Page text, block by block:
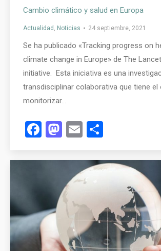
Cambio climático y salud en Europa
Actualidad Noticias 24 septiembre, 2021
Se ha publicado «Tracking progress on
climate change in Europe» de The
initiative. Esta iniciativa es una
transdisciplinar colaborativa que tiene el
monitorizar…
Facebook
Mastodon
Email